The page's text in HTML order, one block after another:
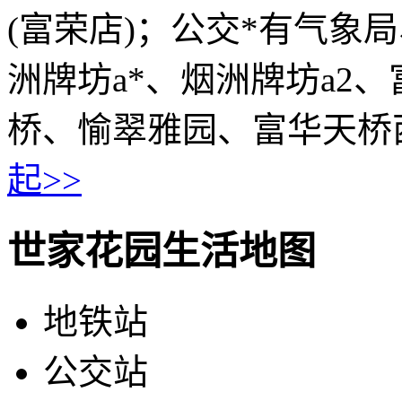
(富荣店)；公交*有气象
洲牌坊a*、烟洲牌坊a2
桥、愉翠雅园、富华天
起>>
世家花园生活地图
地铁站
公交站